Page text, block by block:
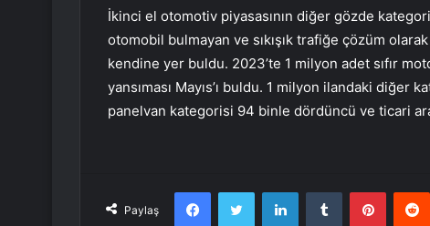
İkinci el otomotiv piyasasının diğer gözde
otomobil bulmayan ve sıkışık trafiğe çözüm
kendine yer buldu. 2023’te 1 milyon adet sıfır
yansıması Mayıs’ı buldu. 1 milyon ilandaki
panelvan kategorisi 94 binle dördüncü ve ticari
Paylaş
FacebookTwitter LinkedInTumblr Pinterest